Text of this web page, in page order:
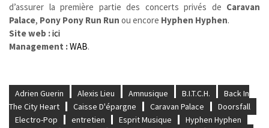
d’assurer la première partie des concerts privés de Caravan
Palace, Pony Pony Run Run ou encore Hyphen Hyphen.
Site web :ici
Management :WAB.
Adrien Guerin Alexis Lieu Amnusique B.I.T.C.H.
Back In
The City Heart
Caisse D'épargne Caravan Palace
Doorsfall
Electro-Pop
entretien Esprit Musique
Hyphen Hyphen